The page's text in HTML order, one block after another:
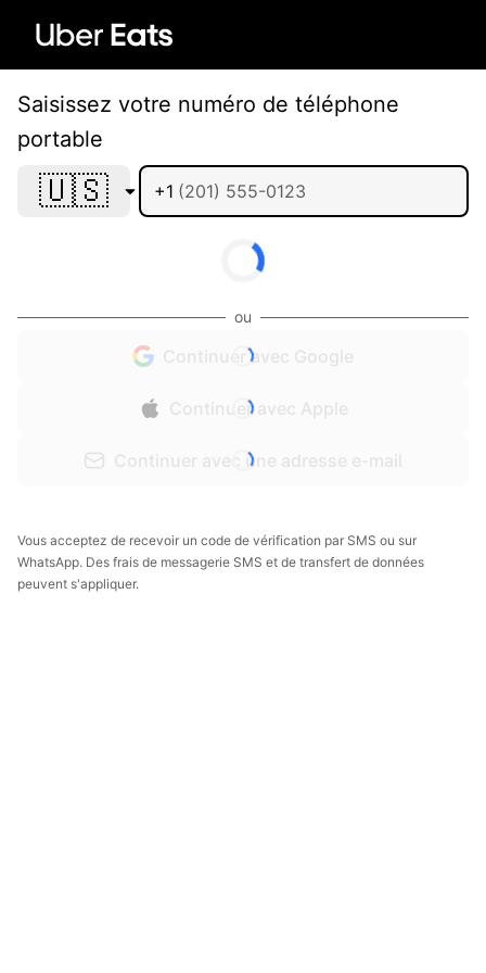
Saisissez votre numéro de téléphone
portable
🇺🇸 +1
ou
Continuer avec Google
Continuer avec Apple
Continuer avec une adresse e-mail
Vous acceptez de recevoir un code de vérification par SMS ou sur
WhatsApp. Des frais de messagerie SMS et de transfert de données
peuvent s'appliquer.